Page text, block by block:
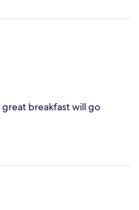
great breakfast will go